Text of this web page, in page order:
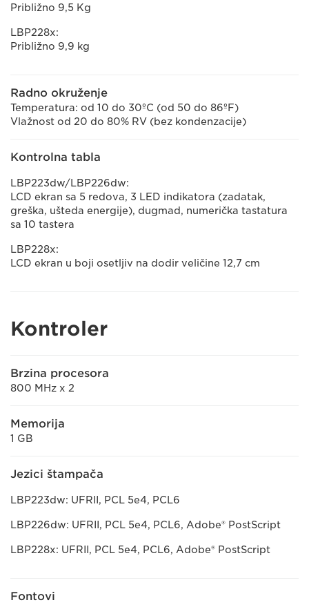
Približno 9,5 Kg
LBP228x:
Približno 9,9 kg
Radno okruženje
Temperatura: od 10 do 30ºC (od 50 do 86ºF)
Vlažnost od 20 do 80% RV (bez kondenzacije)
Kontrolna tabla
LBP223dw/LBP226dw:
LCD ekran sa 5 redova, 3 LED indikatora (zadatak,
greška, ušteda energije), dugmad, numerička tastatura
sa 10 tastera
LBP228x:
LCD ekran u boji osetljiv na dodir veličine 12,7 cm
Kontroler
Brzina procesora
800 MHz x 2
Memorija
1 GB
Jezici štampača
LBP223dw: UFRII, PCL 5e4, PCL6
LBP226dw: UFRII, PCL 5e4, PCL6, Adobe® PostScript
LBP228x: UFRII, PCL 5e4, PCL6, Adobe® PostScript
Fontovi